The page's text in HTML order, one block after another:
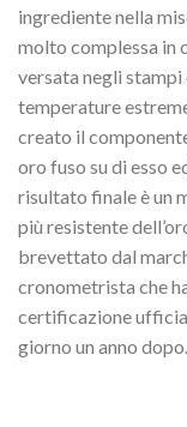
ingrediente nella
molto complessa in
versata negli
temperature
creato il
oro fuso su di esso
risultato finale è un
più resistente
brevettato dal
cronometrista che
certificazione
giorno un anno dopo.